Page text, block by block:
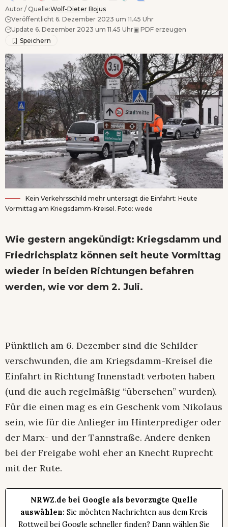
Autor / Quelle:Wolf-Dieter Bojus
Veröffentlicht 6. Dezember 2023 um 11.45 Uhr
Update 6. Dezember 2023 um 11.45 Uhr▣ PDF erzeugen
Kein Verkehrsschild mehr untersagt die Einfahrt: Heute
Vormittag am Kriegsdamm-Kreisel. Foto: wede
Wie gestern angekündigt: Kriegsdamm und
Friedrichsplatz können seit heute Vormittag
wieder in beiden Richtungen befahren
werden, wie vor dem 2. Juli.
Pünktlich am 6. Dezember sind die Schilder
verschwunden, die am Kriegsdamm-Kreisel die
Einfahrt in Richtung Innenstadt verboten haben
(und die auch regelmäßig “übersehen” wurden).
Für die einen mag es ein Geschenk vom Nikolaus
sein, wie für die Anlieger im Hinterprediger oder
der Marx- und der Tannstraße. Andere denken
bei der Freigabe wohl eher an Knecht Ruprecht
mit der Rute.
NRWZ.de bei Google als bevorzugte Quelle
auswählen: Sie möchten Nachrichten aus dem Kreis
Rottweil bei Google schneller finden? Dann wählen Sie